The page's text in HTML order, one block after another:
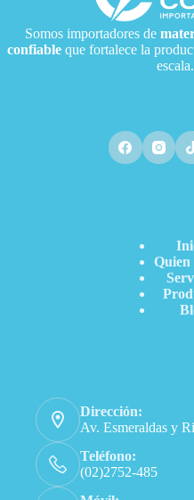
Somos importadores de
confiableque fortalece la
escala.
Quien
Dirección:
Av. Esmeraldas y
Teléfono:
(02)2752-485